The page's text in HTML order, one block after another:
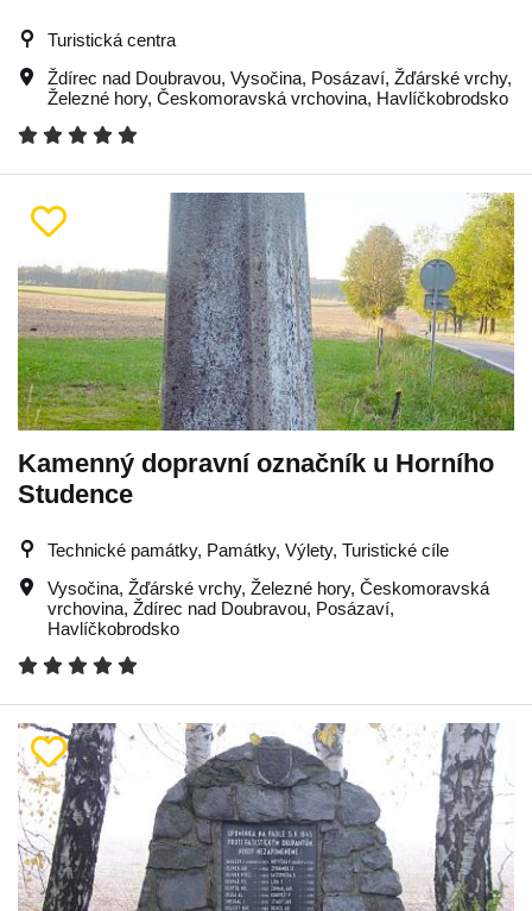
Turistická centra
Ždírec nad Doubravou, Vysočina, Posázaví, Žďárské vrchy,
Železné hory, Českomoravská vrchovina, Havlíčkobrodsko
Kamenný dopravní označník u Horního
Studence
Technické památky, Památky, Výlety, Turistické cíle
Vysočina, Žďárské vrchy, Železné hory, Českomoravská
vrchovina, Ždírec nad Doubravou, Posázaví,
Havlíčkobrodsko